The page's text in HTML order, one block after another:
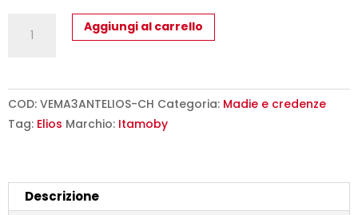
moderna
150x40x83,5
cm
quantità
Aggiungi al carrello
COD: VEMA3ANTELIOS-CH Categoria: Madie e credenze
Tag: Elios Marchio: Itamoby
Descrizione